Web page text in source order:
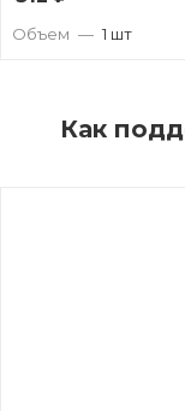
Объем — 1 шт
Как